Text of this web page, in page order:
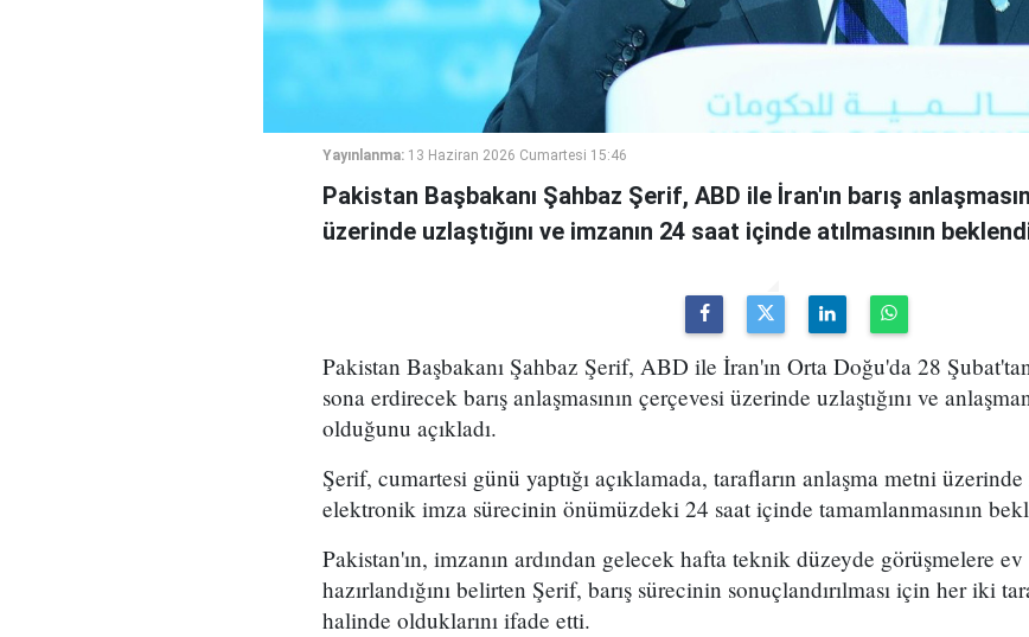
Yayınlanma: 13 Haziran 2026 Cumartesi 15:46
Pakistan Başbakanı Şahbaz Şerif, ABD ile İran'ın barış
üzerinde uzlaştığını ve imzanın 24 saat içinde atılmasının
Pakistan Başbakanı Şahbaz Şerif, ABD ile İran'ın Orta Doğu'da 28
sona erdirecek barış anlaşmasının çerçevesi üzerinde uzlaştığını ve
olduğunu açıkladı.
Şerif, cumartesi günü yaptığı açıklamada, tarafların anlaşma metni üzerinde
elektronik imza sürecinin önümüzdeki 24 saat içinde tamamlanmasının
Pakistan'ın, imzanın ardından gelecek hafta teknik düzeyde görüşmelere
hazırlandığını belirten Şerif, barış sürecinin sonuçlandırılması için her iki
halinde olduklarını ifade etti.